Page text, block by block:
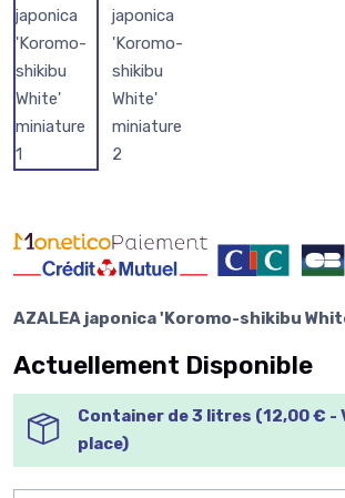
AZALEA japonica 'Koromo-shikibu
Actuellement Disponible
Container de 3 litres (12,00 € -
place)